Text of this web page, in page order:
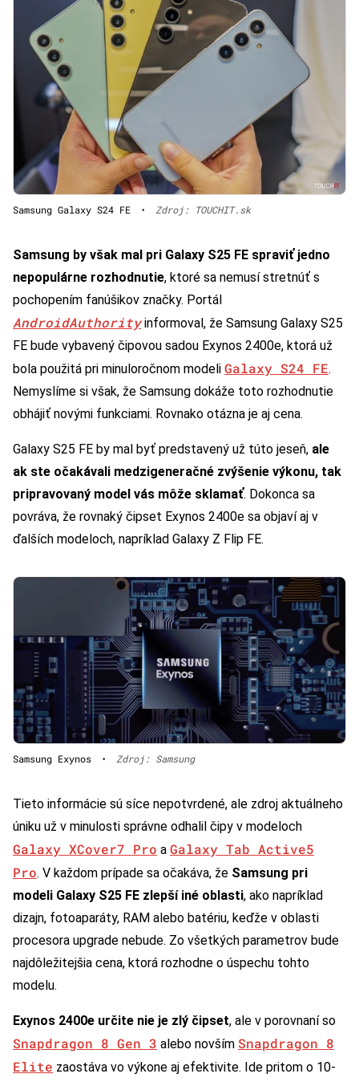
Samsung Galaxy S24 FE • Zdroj: TOUCHIT.sk
Samsung by však mal pri Galaxy S25 FE spraviť jedno
nepopulárne rozhodnutie, ktoré sa nemusí stretnúť s
pochopením fanúšikov značky. Portál
AndroidAuthorityinformoval, že Samsung Galaxy S25
FE bude vybavený čipovou sadou Exynos 2400e, ktorá už
bola použitá pri minuloročnom modeli Galaxy S24 FE.
Nemyslíme si však, že Samsung dokáže toto rozhodnutie
obhájiť novými funkciami. Rovnako otázna je aj cena.
Galaxy S25 FE by mal byť predstavený už túto jeseň, ale
ak ste očakávali medzigeneračné zvýšenie výkonu, tak
pripravovaný model vás môže sklamať. Dokonca sa
povráva, že rovnaký čipset Exynos 2400e sa objaví aj v
ďalších modeloch, napríklad Galaxy Z Flip FE.
Samsung Exynos • Zdroj: Samsung
Tieto informácie sú síce nepotvrdené, ale zdroj aktuálneho
úniku už v minulosti správne odhalil čipy v modeloch
Galaxy XCover7 Pro a Galaxy Tab Active5
Pro. V každom prípade sa očakáva, že Samsung pri
modeli Galaxy S25 FE zlepší iné oblasti, ako napríklad
dizajn, fotoaparáty, RAM alebo batériu, keďže v oblasti
procesora upgrade nebude. Zo všetkých parametrov bude
najdôležitejšia cena, ktorá rozhodne o úspechu tohto
modelu.
Exynos 2400e určite nie je zlý čipset, ale v porovnaní so
Snapdragon 8 Gen 3 alebo novším Snapdragon 8
Elite zaostáva vo výkone aj efektivite. Ide pritom o 10-